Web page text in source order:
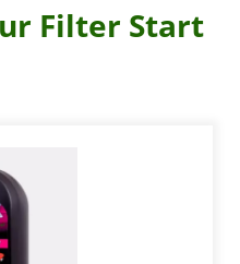
Filter Start